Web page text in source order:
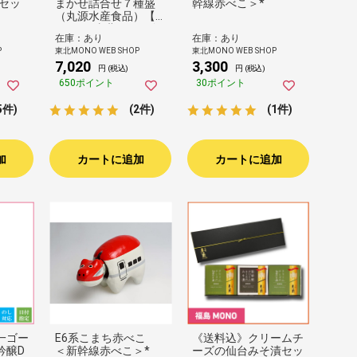
ッ
)
まかせ詰合せ７種盛
（丸源水産食品）【し
んくみ×東北MONO企
画】
在庫：あり
東北MONO WEB SHOP
7,020 円 (税込)
650ポイント
(2件)
カートに追加
幹線赤べこ＞*
在庫：あり
東北MONO WEB SHOP
3,300 円 (税込)
30ポイント
(1件)
カートに追加
ゴー
醸D
E6系こまち赤べこ
＜新幹線赤べこ＞*
《送料込》クリームチ
ーズの仙台みそ漬セッ